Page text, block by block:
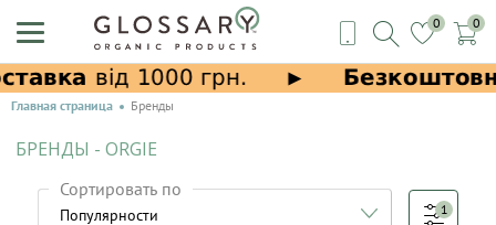
0 0
Главная страница Бренды
БРЕНДЫ - ORGIE
Сортировать по
1